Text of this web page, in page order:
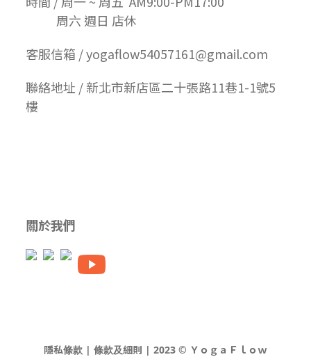
周六 週日 店休
客服信箱 / yogaflow54057161@gmail.com
聯絡地址 / 新北市新店區二十張路11巷1-1號5
樓
關於我們
隱私條款 | 條款及細則 | 2023 © ＹｏｇａＦｌｏｗ